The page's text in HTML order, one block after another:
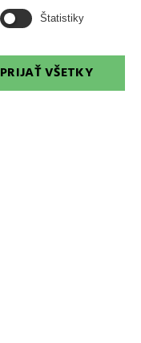
7
Štatistiky
PRIJAŤ VŠETKY